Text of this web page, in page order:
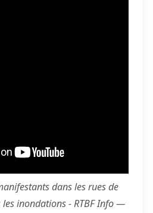
dans les rues de
les inondations - RTBF Info —